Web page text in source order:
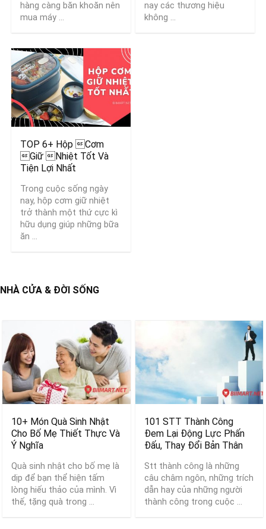
hàng càng băn khoăn nên
mua máy ...
nay các thương hiệu
không ...
TOP 6+ Hộp Cơm
Giữ Nhiệt Tốt Và
Tiện Lợi Nhất
Trong cuộc sống ngày
nay, hộp cơm giữ nhiệt
trở thành một thứ cực kì
hữu dụng giúp những bữa
ăn ...
NHÀ CỬA & ĐỜI SỐNG
10+ Món Quà Sinh Nhật
Cho Bố Mẹ Thiết Thực Và
Ý Nghĩa
Quà sinh nhật cho bố mẹ là
dịp để bạn thể hiện tấm
lòng hiếu thảo của mình. Vì
thế, tặng quà trong ...
101 STT Thành Công
Đem Lại Động Lực Phấn
Đấu, Thay Đổi Bản Thân
Stt thành công là những
câu châm ngôn, những trích
dẫn hay của những người
thành công trong cuộc ...